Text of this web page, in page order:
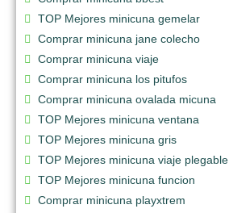
TOP Mejores minicuna gemelar
Comprar minicuna jane colecho
Comprar minicuna viaje
Comprar minicuna los pitufos
Comprar minicuna ovalada micuna
TOP Mejores minicuna ventana
TOP Mejores minicuna gris
TOP Mejores minicuna viaje plegable
TOP Mejores minicuna funcion
Comprar minicuna playxtrem